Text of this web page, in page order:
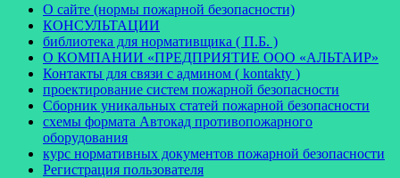
О сайте (нормы пожарной безопасности)
КОНСУЛЬТАЦИИ
библиотека для нормативщика ( П.Б. )
О КОМПАНИИ «ПРЕДПРИЯТИЕ ООО «АЛЬТАИР»
Контакты для связи с админом ( kontakty )
проектирование систем пожарной безопасности
Сборник уникальных статей пожарной безопасности
схемы формата Автокад противопожарного
оборудования
курс нормативных документов пожарной безопасности
Регистрация пользователя